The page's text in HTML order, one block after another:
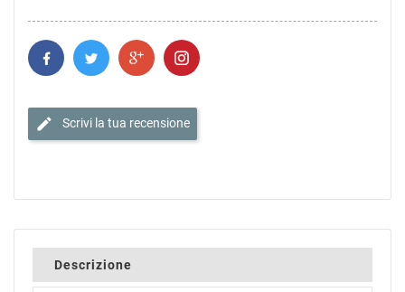
edit Scrivi la tua recensione
Descrizione